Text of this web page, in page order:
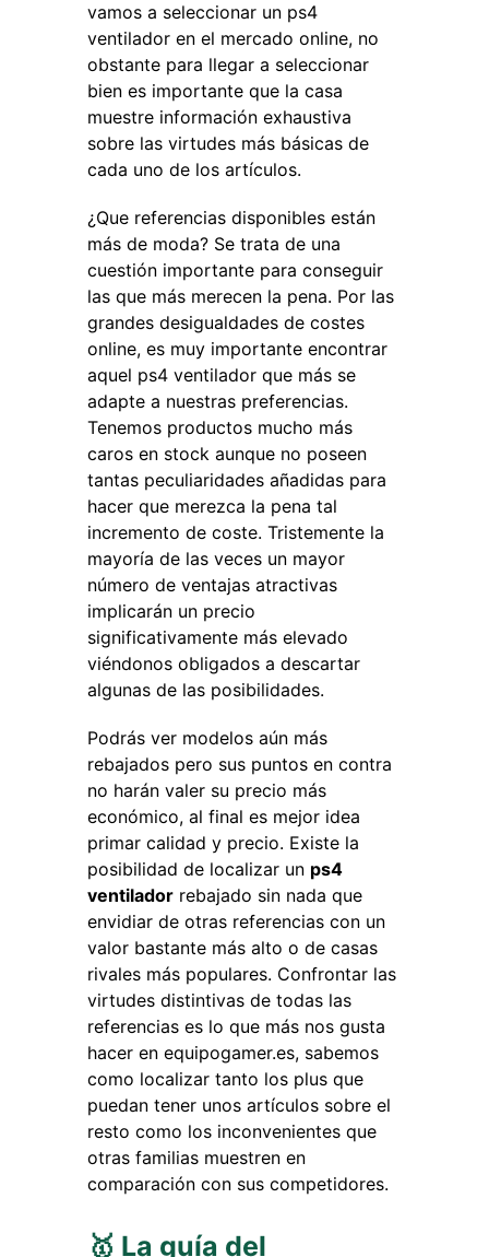
vamos a seleccionar un ps4
ventilador en el mercado online, no
obstante para llegar a seleccionar
bien es importante que la casa
muestre información exhaustiva
sobre las virtudes más básicas de
cada uno de los artículos.
¿Que referencias disponibles están
más de moda? Se trata de una
cuestión importante para conseguir
las que más merecen la pena. Por las
grandes desigualdades de costes
online, es muy importante encontrar
aquel ps4 ventilador que más se
adapte a nuestras preferencias.
Tenemos productos mucho más
caros en stock aunque no poseen
tantas peculiaridades añadidas para
hacer que merezca la pena tal
incremento de coste. Tristemente la
mayoría de las veces un mayor
número de ventajas atractivas
implicarán un precio
significativamente más elevado
viéndonos obligados a descartar
algunas de las posibilidades.
Podrás ver modelos aún más
rebajados pero sus puntos en contra
no harán valer su precio más
económico, al final es mejor idea
primar calidad y precio. Existe la
posibilidad de localizar un ps4
ventilador rebajado sin nada que
envidiar de otras referencias con un
valor bastante más alto o de casas
rivales más populares. Confrontar las
virtudes distintivas de todas las
referencias es lo que más nos gusta
hacer en equipogamer.es, sabemos
como localizar tanto los plus que
puedan tener unos artículos sobre el
resto como los inconvenientes que
otras familias muestren en
comparación con sus competidores.
🥇 La guía del